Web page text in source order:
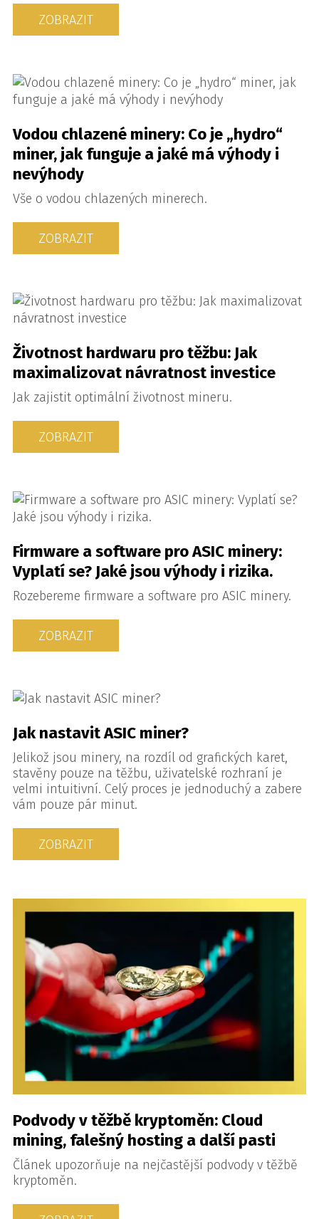
ZOBRAZIT
Vodou chlazené minery: Co je „hydro“
miner, jak funguje a jaké má výhody i
nevýhody
Vše o vodou chlazených minerech.
ZOBRAZIT
Životnost hardwaru pro těžbu: Jak
maximalizovat návratnost investice
Jak zajistit optimální životnost mineru.
ZOBRAZIT
Firmware a software pro ASIC minery:
Vyplatí se? Jaké jsou výhody i rizika.
Rozebereme firmware a software pro ASIC minery.
ZOBRAZIT
Jak nastavit ASIC miner?
Jelikož jsou minery, na rozdíl od grafických karet,
stavěny pouze na těžbu, uživatelské rozhraní je
velmi intuitivní. Celý proces je jednoduchý a zabere
vám pouze pár minut.
ZOBRAZIT
Podvody v těžbě kryptoměn: Cloud
mining, falešný hosting a další pasti
Článek upozorňuje na nejčastější podvody v těžbě
kryptoměn.